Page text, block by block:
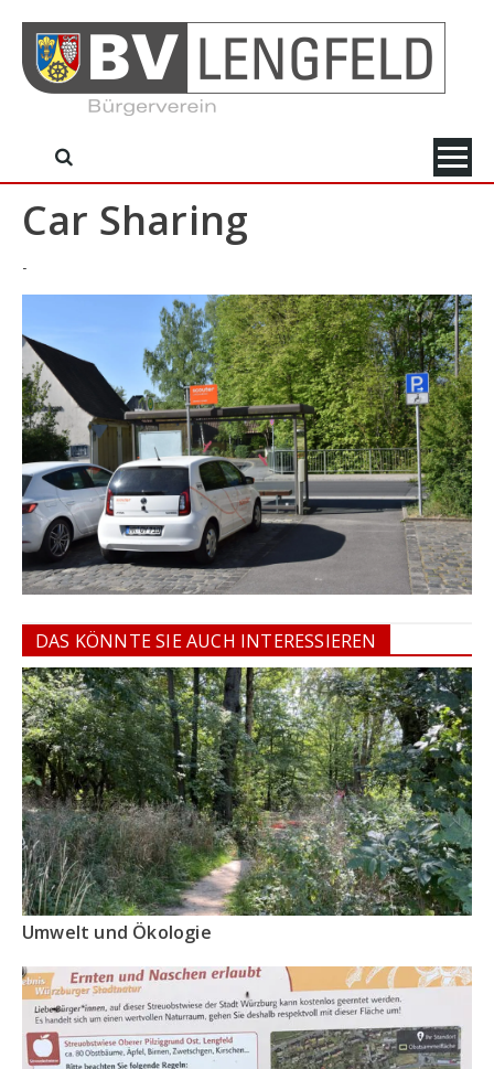
content
Car Sharing
-
DAS KÖNNTE SIE AUCH INTERESSIEREN
Umwelt und Ökologie